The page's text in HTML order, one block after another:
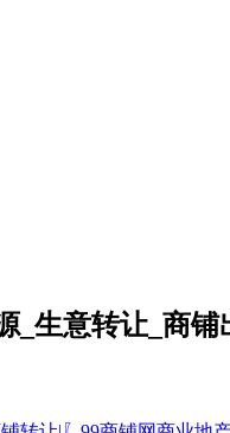
_生意转让_商